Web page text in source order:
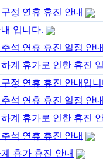
구정 연휴 휴진 안내
입니다.
추석 연휴 휴진 일정 안
하계 휴가로 인한 휴진
구정 연휴 휴진 안내입
추석 연휴 휴진 일정 안
하계 휴가로 인한 휴진
추석 연휴 휴진 안내
계 휴가 휴진 안내